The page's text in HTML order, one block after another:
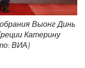
Выонг Динь
Катерину
ВИА)